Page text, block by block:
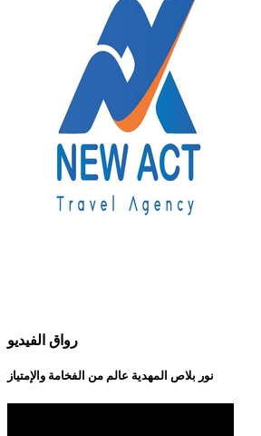
رواق الفيديو
نور بلاص المهدية عالم من الفخامة والإمتياز